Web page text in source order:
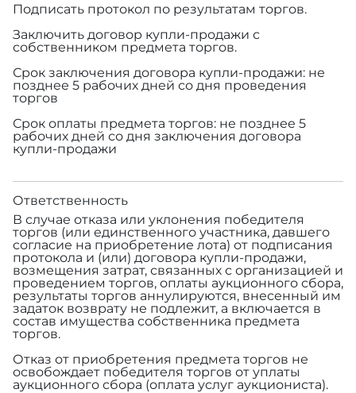
Подписать протокол по результатам торгов.
Заключить договор купли-продажи с
собственником предмета торгов.
Срок заключения договора купли-продажи: не
позднее 5 рабочих дней со дня проведения
торгов
Срок оплаты предмета торгов: не позднее 5
рабочих дней со дня заключения договора
купли-продажи
Ответственность
В случае отказа или уклонения победителя
торгов (или единственного участника, давшего
согласие на приобретение лота) от подписания
протокола и (или) договора купли-продажи,
возмещения затрат, связанных с организацией и
проведением торгов, оплаты аукционного сбора,
результаты торгов аннулируются, внесенный им
задаток возврату не подлежит, а включается в
состав имущества собственника предмета
торгов.
Отказ от приобретения предмета торгов не
освобождает победителя торгов от уплаты
аукционного сбора (оплата услуг аукциониста).